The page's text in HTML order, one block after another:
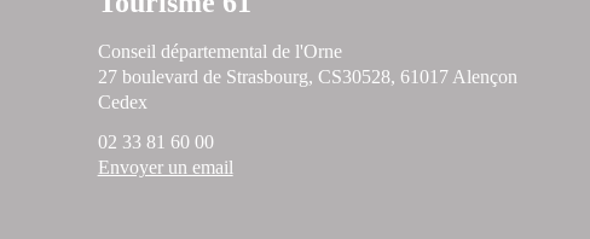
Conseil départemental de l'Orne
27 boulevard de Strasbourg, CS30528, 61017 Alençon
Cedex
02 33 81 60 00
Envoyer un email